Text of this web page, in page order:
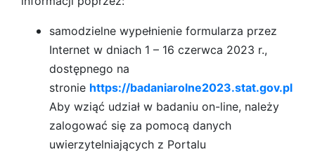
samodzielne wypełnienie formularza przez
Internet w dniach 1 – 16 czerwca 2023 r.,
dostępnego na
stronie https://badaniarolne2023.stat.gov.pl
Aby wziąć udział w badaniu on-line, należy
zalogować się za pomocą danych
uwierzytelniających z Portalu